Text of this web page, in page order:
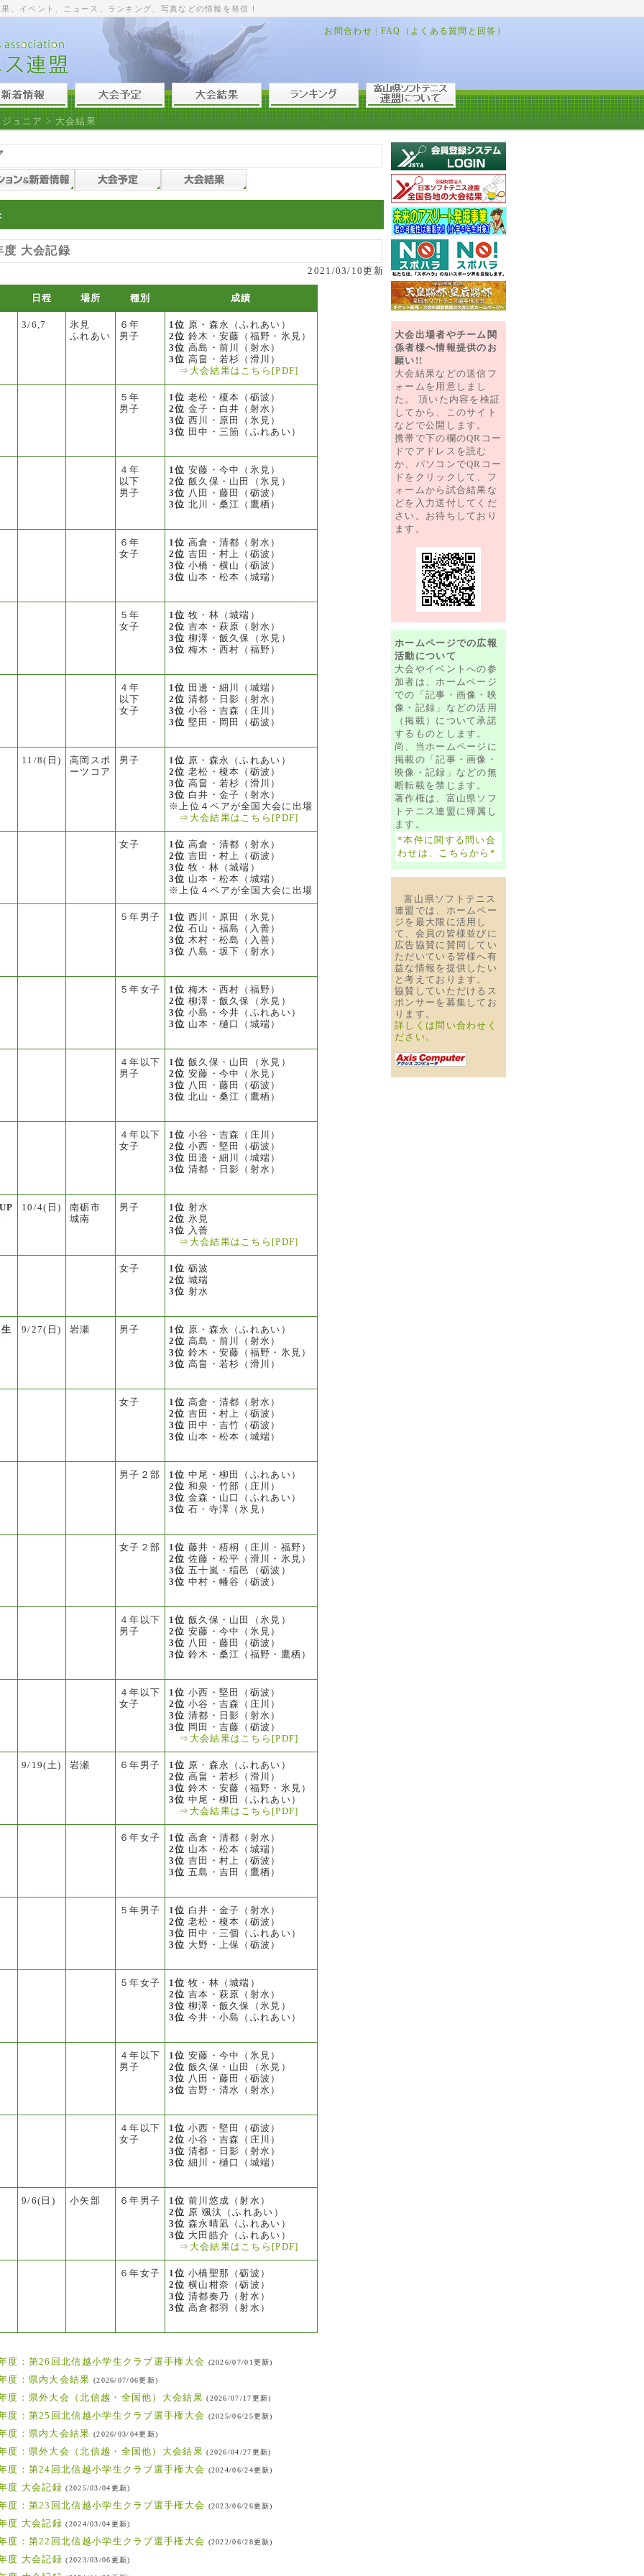
、イベント、ニュース、ランキング、写真などの情報を発信！
お問合わせ FAQ（よくある質問と回答）
ジュニア > 大会結果
度 大会記録
2021/03/10更新
日程 場所 種別 成績
3/6,7
氷見
ふれあい
６年
男子
1位 原・森永（ふれあい）
2位 鈴木・安藤（福野・氷見）
3位 高島・前川（射水）
3位 高畠・若杉（滑川）
⇒大会結果はこちら[PDF]
５年
男子
1位 老松・榎本（砺波）
2位 金子・白井（射水）
3位 西川・原田（氷見）
3位 田中・三箇（ふれあい）
４年
以下
男子
1位 安藤・今中（氷見）
2位 飯久保・山田（氷見）
3位 八田・藤田（砺波）
3位 北川・桑江（鷹栖）
６年
女子
1位 高倉・清都（射水）
2位 吉田・村上（砺波）
3位 小橋・横山（砺波）
3位 山本・松本（城端）
５年
女子
1位 牧・林（城端）
2位 吉本・萩原（射水）
3位 柳澤・飯久保（氷見）
3位 梅木・西村（福野）
４年
以下
女子
1位 田邊・細川（城端）
2位 清都・日影（射水）
3位 小谷・吉森（庄川）
3位 堅田・岡田（砺波）
11/8(日)
高岡スポ
ーツコア
男子 1位 原・森永（ふれあい）
2位 老松・榎本（砺波）
3位 高畠・若杉（滑川）
3位 白井・金子（射水）
※上位４ペアが全国大会に出場
⇒大会結果はこちら[PDF]
女子 1位 高倉・清都（射水）
2位 吉田・村上（砺波）
3位 牧・林（城端）
3位 山本・松本（城端）
※上位４ペアが全国大会に出場
５年男子 1位 西川・原田（氷見）
2位 石山・福島（入善）
3位 木村・松島（入善）
3位 八島・坂下（射水）
５年女子 1位 梅木・西村（福野）
2位 柳澤・飯久保（氷見）
3位 小島・今井（ふれあい）
3位 山本・樋口（城端）
４年以下
男子
1位 飯久保・山田（氷見）
2位 安藤・今中（氷見）
3位 八田・藤田（砺波）
3位 北山・桑江（鷹栖）
４年以下
女子
1位 小谷・吉森（庄川）
2位 小西・堅田（砺波）
3位 田邉・細川（城端）
3位 清都・日影（射水）
10/4(日)
南砺市
城南
男子 1位 射水
2位 氷見
3位 入善
⇒大会結果はこちら[PDF]
女子 1位 砺波
2位 城端
3位 射水
9/27(日) 岩瀬 男子 1位 原・森永（ふれあい）
2位 高島・前川（射水）
3位 鈴木・安藤（福野・氷見）
3位 高畠・若杉（滑川）
女子 1位 高倉・清都（射水）
2位 吉田・村上（砺波）
3位 田中・吉竹（砺波）
3位 山本・松本（城端）
男子２部 1位 中尾・柳田（ふれあい）
2位 和泉・竹部（庄川）
3位 金森・山口（ふれあい）
3位 石・寺澤（氷見）
女子２部 1位 藤井・梧桐（庄川・福野）
2位 佐藤・松平（滑川・氷見）
3位 五十嵐・稲邑（砺波）
3位 中村・幡谷（砺波）
４年以下
男子
1位 飯久保・山田（氷見）
2位 安藤・今中（氷見）
3位 八田・藤田（砺波）
3位 鈴木・桑江（福野・鷹栖）
４年以下
女子
1位 小西・堅田（砺波）
2位 小谷・吉森（庄川）
3位 清都・日影（射水）
3位 岡田・吉藤（砺波）
⇒大会結果はこちら[PDF]
9/19(土) 岩瀬 ６年男子 1位 原・森永（ふれあい）
2位 高畠・若杉（滑川）
3位 鈴木・安藤（福野・氷見）
3位 中尾・柳田（ふれあい）
⇒大会結果はこちら[PDF]
６年女子 1位 高倉・清都（射水）
2位 山本・松本（城端）
3位 吉田・村上（砺波）
3位 五島・吉田（鷹栖）
５年男子 1位 白井・金子（射水）
2位 老松・榎本（砺波）
3位 田中・三個（ふれあい）
3位 大野・上保（砺波）
５年女子 1位 牧・林（城端）
2位 吉本・萩原（射水）
3位 柳澤・飯久保（氷見）
3位 今井・小島（ふれあい）
４年以下
男子
1位 安藤・今中（氷見）
2位 飯久保・山田（氷見）
3位 八田・藤田（砺波）
3位 吉野・清水（射水）
４年以下
女子
1位 小西・堅田（砺波）
2位 小谷・吉森（庄川）
3位 清都・日影（射水）
3位 細川・樋口（城端）
9/6(日) 小矢部 ６年男子 1位 前川悠成（射水）
2位 原 颯汰（ふれあい）
3位 森永晴凪（ふれあい）
3位 大田皓介（ふれあい）
⇒大会結果はこちら[PDF]
６年女子 1位 小橋聖那（砺波）
2位 横山柑奈（砺波）
3位 清都奏乃（射水）
3位 高倉都羽（射水）
度：第26回北信越小学生クラブ選手権大会 (2026/07/01更新)
度：県内大会結果 (2026/07/06更新)
度：県外大会（北信越・全国他）大会結果 (2026/07/17更新)
度：第25回北信越小学生クラブ選手権大会 (2025/06/25更新)
度：県内大会結果 (2026/03/04更新)
度：県外大会（北信越・全国他）大会結果 (2026/04/27更新)
度：第24回北信越小学生クラブ選手権大会 (2024/06/24更新)
度 大会記録 (2025/03/04更新)
度：第23回北信越小学生クラブ選手権大会 (2023/06/26更新)
度 大会記録 (2024/03/04更新)
度：第22回北信越小学生クラブ選手権大会 (2022/06/28更新)
度 大会記録 (2023/03/06更新)
大会出場者やチーム関
係者様へ情報提供のお
願い!!
大会結果などの送信フ
ォームを用意しまし
た。 頂いた内容を検証
してから、このサイト
などで公開します。
携帯で下の欄のQRコー
ドでアドレスを読む
か、パソコンでQRコー
ドをクリックして、フ
ォームから試合結果な
どを入力送付してくだ
さい。お待ちしており
ます。
ホームページでの広報
活動について
大会やイベントへの参
加者は、ホームページ
での「記事・画像・映
像・記録」などの活用
（掲載）について承諾
するものとします。
尚、当ホームページに
掲載の「記事・画像・
映像・記録」などの無
断転載を禁じます。
著作権は、富山県ソフ
トテニス連盟に帰属し
ます。
*本件に関する問い合
わせは、こちらから*
富山県ソフトテニス
連盟では、ホームペー
ジを最大限に活用し
て、会員の皆様並びに
広告協賛に賛同してい
ただいている皆様へ有
益な情報を提供したい
と考えております。
協賛していただけるス
ポンサーを募集してお
ります。
詳しくは問い合わせく
ださい。